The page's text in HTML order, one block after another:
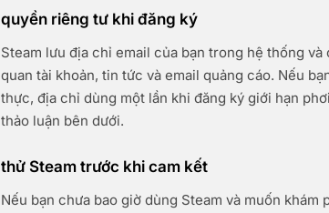
quyền riêng tư khi đăng ký
Steam lưu địa chỉ email của bạn trong hệ thống
quan tài khoản, tin tức và email quảng cáo. Nếu
thực, địa chỉ dùng một lần khi đăng ký giới hạn
thảo luận bên dưới.
thử Steam trước khi cam kết
Nếu bạn chưa bao giờ dùng Steam và muốn